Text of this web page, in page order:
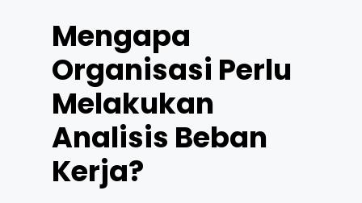
Mengapa
Organisasi Perlu
Melakukan
Analisis Beban
Kerja?